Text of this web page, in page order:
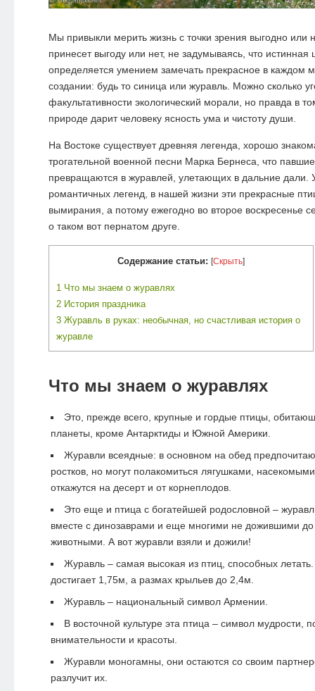
Мы привыкли мерить жизнь с точки зрения выгодно или
принесет выгоду или нет, не задумываясь, что истинная
определяется умением замечать прекрасное в каждом
создании: будь то синица или журавль. Можно сколько
факультативности экологический морали, но правда в
природе дарит человеку ясность ума и чистоту души.
На Востоке существует древняя легенда, хорошо
трогательной военной песни Марка Бернеса, что
превращаются в журавлей, улетающих в дальние дали.
романтичных легенд, в нашей жизни эти прекрасные
вымирания, а потому ежегодно во второе воскресенье
о таком вот пернатом друге.
Содержание статьи: [Скрыть]
1 Что мы знаем о журавлях
2История праздника
3Журавль в руках: необычная, но счастливая история о
журавле
Что мы знаем о журавлях
Это, прежде всего, крупные и гордые птицы,
планеты, кроме Антарктиды и Южной Америки.
Журавли всеядные: в основном на обед
ростков, но могут полакомиться лягушками,
откажутся на десерт и от корнеплодов.
Это еще и птица с богатейшей родословной –
вместе с динозаврами и еще многими не дожившими
животными. А вот журавли взяли и дожили!
Журавль – самая высокая из птиц, способных
достигает 1,75м, а размах крыльев до 2,4м.
Журавль – национальный символ Армении.
В восточной культуре эта птица – символ мудрости,
внимательности и красоты.
Журавли моногамны, они остаются со своим
разлучит их.